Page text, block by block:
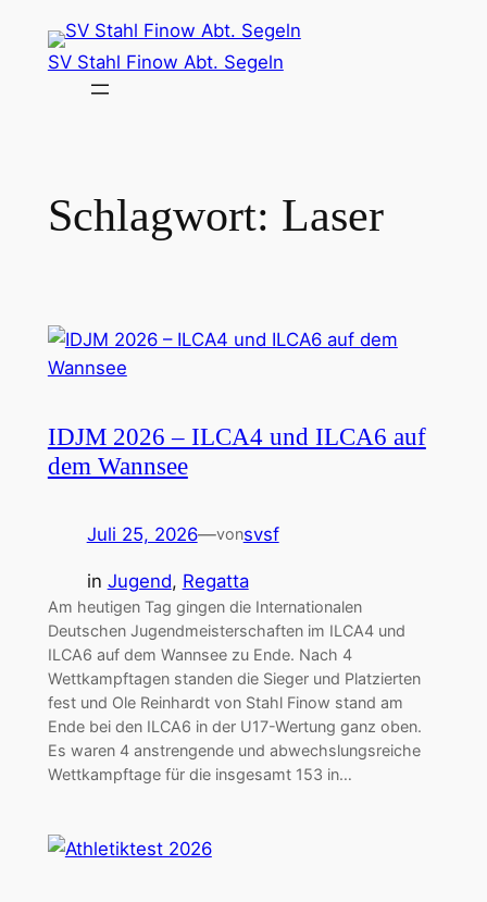
Inhalt
SV Stahl Finow Abt. Segeln
Schlagwort: Laser
IDJM 2026 – ILCA4 und ILCA6 auf
dem Wannsee
Juli 25, 2026—vonsvsf
in Jugend, Regatta
Am heutigen Tag gingen die Internationalen
Deutschen Jugendmeisterschaften im ILCA4 und
ILCA6 auf dem Wannsee zu Ende. Nach 4
Wettkampftagen standen die Sieger und Platzierten
fest und Ole Reinhardt von Stahl Finow stand am
Ende bei den ILCA6 in der U17-Wertung ganz oben.
Es waren 4 anstrengende und abwechslungsreiche
Wettkampftage für die insgesamt 153 in…